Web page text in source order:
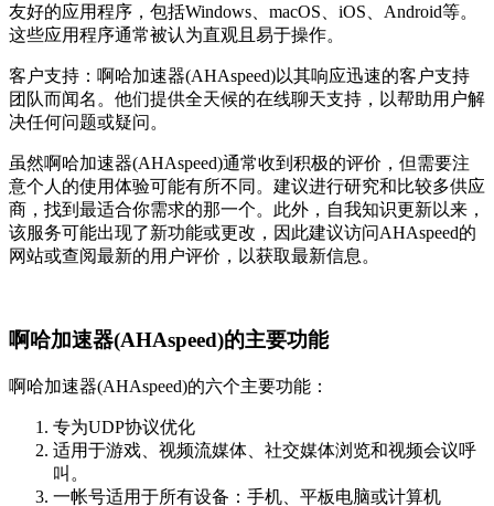
友好的应用程序，包括Windows、macOS、iOS、Android等。
这些应用程序通常被认为直观且易于操作。
客户支持：啊哈加速器(AHAspeed)以其响应迅速的客户支持
团队而闻名。他们提供全天候的在线聊天支持，以帮助用户解
决任何问题或疑问。
虽然啊哈加速器(AHAspeed)通常收到积极的评价，但需要注
意个人的使用体验可能有所不同。建议进行研究和比较多供应
商，找到最适合你需求的那一个。此外，自我知识更新以来，
该服务可能出现了新功能或更改，因此建议访问AHAspeed的
网站或查阅最新的用户评价，以获取最新信息。
啊哈加速器(AHAspeed)的主要功能
啊哈加速器(AHAspeed)的六个主要功能：
专为UDP协议优化
适用于游戏、视频流媒体、社交媒体浏览和视频会议呼
叫。
一帐号适用于所有设备：手机、平板电脑或计算机